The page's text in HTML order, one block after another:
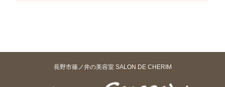
長野市篠ノ井の美容室 SALON DE CHERIM